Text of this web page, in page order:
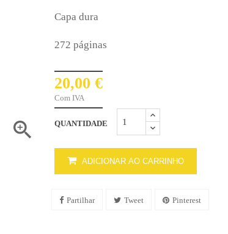

Capa dura
272 páginas
20,00 €
Com IVA
QUANTIDADE
ADICIONAR AO CARRINHO
Partilhar Tweet Pinterest